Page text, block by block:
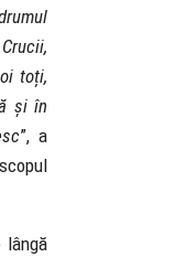
toți,
și în
”, a
lângă